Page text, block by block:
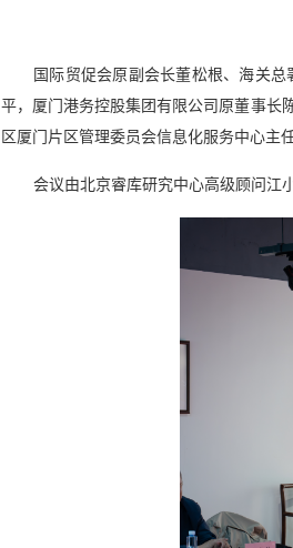
国际贸促会原副会长董松根、海关
平，厦门港务控股集团有限公司原董事长
区厦门片区管理委员会信息化服务中心主
会议由北京睿库研究中心高级顾问江